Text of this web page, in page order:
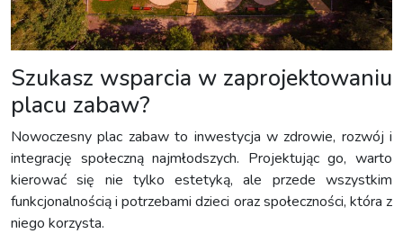
Szukasz wsparcia w zaprojektowaniu
placu zabaw?
Nowoczesny plac zabaw to inwestycja w zdrowie, rozwój i
integrację społeczną najmłodszych. Projektując go, warto
kierować się nie tylko estetyką, ale przede wszystkim
funkcjonalnością i potrzebami dzieci oraz społeczności, która z
niego korzysta.